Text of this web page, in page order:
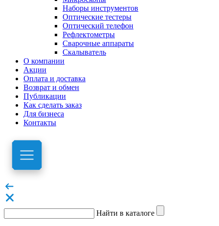
Наборы инструментов
Оптические тестеры
Оптический телефон
Рефлектометры
Сварочные аппараты
Скалыватель
О компании
Акции
Оплата и доставка
Возврат и обмен
Публикации
Как сделать заказ
Для бизнеса
Контакты
Найти в каталоге